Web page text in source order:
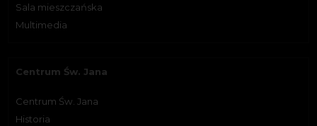
Sala mieszczańska
Multimedia
Centrum Św. Jana
Centrum Św. Jana
Historia